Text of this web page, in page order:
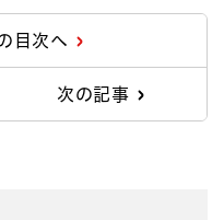
目次へ
次の記事